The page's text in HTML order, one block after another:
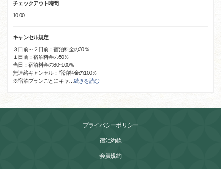
チェックアウト時間
10:00
キャンセル規定
３日前～２日前：宿泊料金の30％
１日前：宿泊料金の50％
当日：宿泊料金の80~100％
無連絡キャンセル：宿泊料金の100％
※宿泊プランごとにキャ
続きを読む
プライバシーポリシー
宿泊約款
会員規約